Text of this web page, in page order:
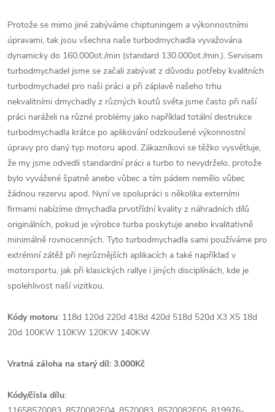
Protože se mimo jiné zabýváme chiptuningem a výkonnostními
úpravami, tak jsou všechna naše turbodmychadla vyvažována
dynamicky do 160.000ot./min (standard 130.000ot./min.). Servisem
turbodmychadel jsme se začali zabývat z důvodu potřeby kvalitních
turbodmychadel pro naši práci a při záplavě našeho trhu
nekvalitními dmychadly z různých koutů světa jsme často při naší
práci naráželi na různé problémy jako například totální destrukce
turbodmychadla krátce po aplikování odzkoušené výkonnostní
úpravy pro daný typ motoru apod. Zákazníkovi se těžko vysvětluje,
že my jsme odvedli standardní práci a turbo to nevydrželo, protože
bylo vyvážené špatně anebo vůbec a tím pádem nemělo vůbec
žádnou rezervu apod. Nyní ve spolupráci s několika externími
firmami nabízíme dmychadla prvotřídní kvality z náhradních dílů
originálních, pokud je výrobce turba poskytuje anebo kvalitativně
minimálně rovnocenných. Tyto turbodmychadla sami používáme pro
extrémní zátěž při nejrůznějších aplikacích a také například v
motorsportu, jak při klasických rallye i jiných disciplínách, kde je
spolehlivost naší vizitkou.
Kódy motoru: 118d 120d 220d 418d 420d 518d 520d X3 X5 18d
20d 100KW 110KW 120KW 140KW
Vratná záloha na starý díl: 3.000Kč
Kódy/čísla dílu: